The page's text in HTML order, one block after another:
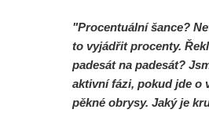
"Procentuální šance?
to vyjádřit procenty.
padesát na padesát?
aktivní fázi, pokud jde o
pěkné obrysy. Jaký je